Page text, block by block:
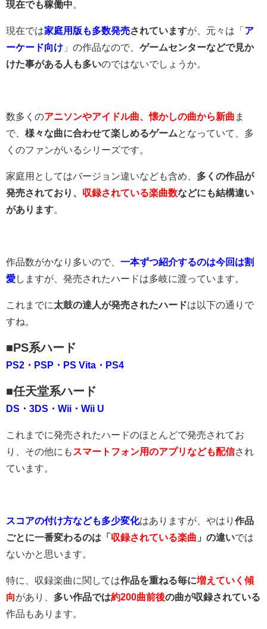
現在でも稼働中。
現在では家庭用版も多数発売されていますが、元々は「 ア
ーケード向け 」の作品なので、 ゲームセンターなどで見か
けた事がある人も多いのではないでしょうか。
数多くのアニソンやアイドル曲、懐かしの曲から新曲 ま
で、 様々な曲に合わせて楽しめるゲームとなっていて、多
くのファンがいるシリーズです。
家庭用としてはバージョン違いなども含め、 多くの作品が
発売されており、 収録されている楽曲数などにも結構違い
があります。
作品数がかなり多いので、 一本ずつ紹介するのは今回は割
愛しますが、発売されたハードは多岐に渡っています。
これまでに太鼓の達人が発売されたハードは以下の通りで
すね。
■PS系ハード
PS2・PSP・PS Vita・PS4
■任天堂系ハード
DS・3DS・Wii・Wii U
これまでに発売されたハードのほとんどで発売されてお
り、その他にも スマートフォン用のアプリなども配信され
ています。
スコアの付け方なども多少変化はありますが、やはり 作品
ごとに一番変わるのは「 収録されている楽曲 」の違いでは
ないかと思います。
特に、収録楽曲に関しては作品を重ねる毎に増えていく傾
向があり、 多い作品では約200曲前後の曲が収録されている
作品もあります。